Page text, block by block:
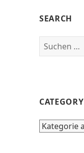
SEARCH
Suchen
nach:
CATEGORY
category